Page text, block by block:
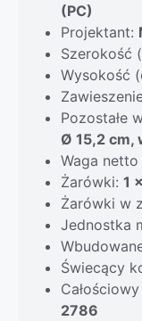
(PC)
Projektant:
Szerokość
Wysokość
Pozostałe
Ø 15,2 cm,
Waga
Żarówki: 1
Żarówki w
Jednostka
Świecący
2786